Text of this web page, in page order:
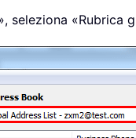
seleziona «Rubrica